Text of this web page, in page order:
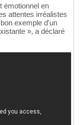
émotionnel en
attentes irréalistes
exemple d'un
», a déclaré